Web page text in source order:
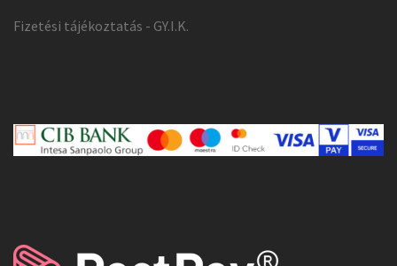
Fizetési tájékoztatás - GY.I.K.